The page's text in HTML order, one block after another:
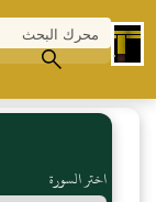
اختر السورة